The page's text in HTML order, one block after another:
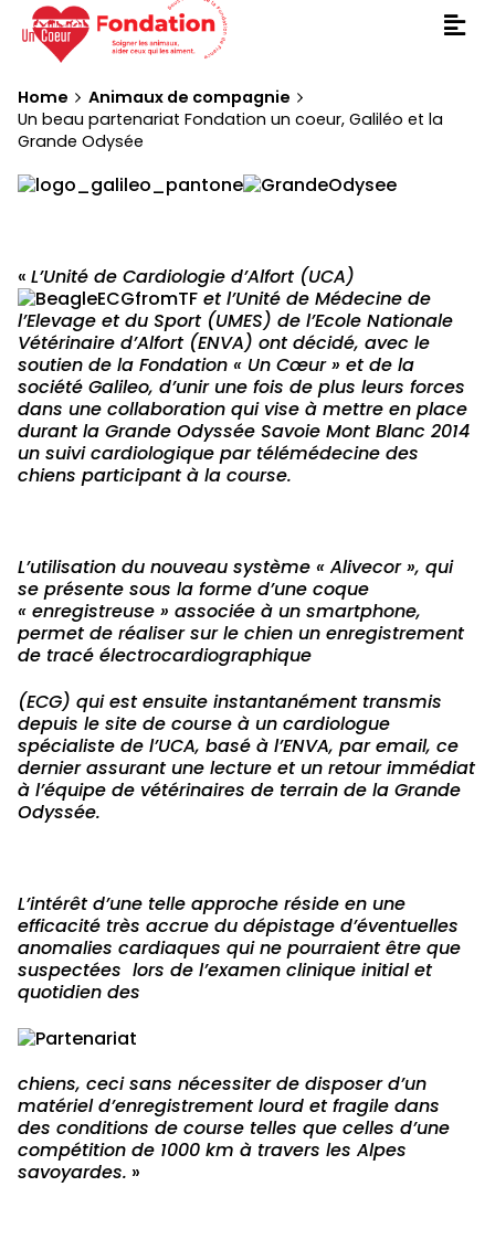
Home
Animaux de compagnie
Un beau partenariat Fondation un coeur, Galiléo et la
Grande Odysée
« L’Unité de Cardiologie d’Alfort (UCA)
et l’Unité de Médecine de
l’Elevage et du Sport (UMES) de l’Ecole Nationale
Vétérinaire d’Alfort (ENVA) ont décidé, avec le
soutien de la Fondation « Un Cœur » et de la
société Galileo, d’unir une fois de plus leurs forces
dans une collaboration qui vise à mettre en place
durant la Grande Odyssée Savoie Mont Blanc 2014
un suivi cardiologique par télémédecine des
chiens participant à la course.
L’utilisation du nouveau système « Alivecor », qui
se présente sous la forme d’une coque
« enregistreuse » associée à un smartphone,
permet de réaliser sur le chien un enregistrement
de tracé électrocardiographique
(ECG) qui est ensuite instantanément transmis
depuis le site de course à un cardiologue
spécialiste de l’UCA, basé à l’ENVA, par email, ce
dernier assurant une lecture et un retour immédiat
à l’équipe de vétérinaires de terrain de la Grande
Odyssée.
L’intérêt d’une telle approche réside en une
efficacité très accrue du dépistage d’éventuelles
anomalies cardiaques qui ne pourraient être que
suspectées lors de l’examen clinique initial et
quotidien des
chiens, ceci sans nécessiter de disposer d’un
matériel d’enregistrement lourd et fragile dans
des conditions de course telles que celles d’une
compétition de 1000 km à travers les Alpes
savoyardes. »